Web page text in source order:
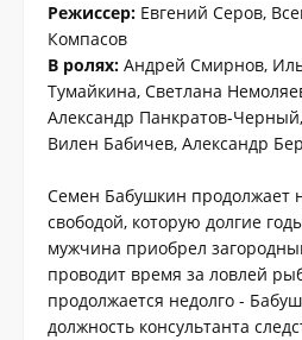
Режиссер: Евгений Серов,
Компасов
В ролях: Андрей Смирнов,
Тумайкина, Светлана
Александр Панкратов-
Вилен Бабичев, Александр
Семен Бабушкин продолжает
свободой, которую долгие
мужчина приобрел
проводит время за ловлей
продолжается недолго -
должность консультанта